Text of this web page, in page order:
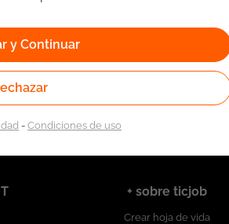
por la
No.
+ sobre ticjob
Crear hoja de vida
y Continuar
-Condiciones de uso